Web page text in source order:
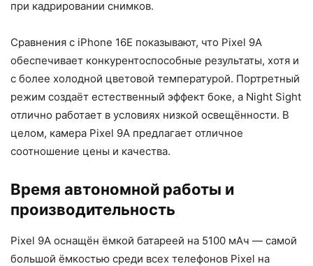
при кадрировании снимков.
Сравнения с iPhone 16E показывают, что Pixel 9A
обеспечивает конкурентоспособные результаты, хотя и
с более холодной цветовой температурой. Портретный
режим создаёт естественный эффект боке, а Night Sight
отлично работает в условиях низкой освещённости. В
целом, камера Pixel 9A предлагает отличное
соотношение цены и качества.
Время автономной работы и
производительность
Pixel 9A оснащён ёмкой батареей на 5100 мАч — самой
большой ёмкостью среди всех телефонов Pixel на